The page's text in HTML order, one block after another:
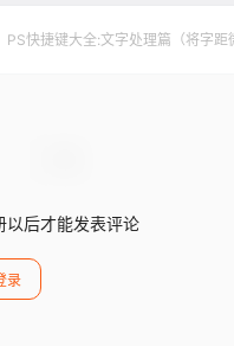
PS快捷键大全:文字处理篇（将字
以后才能发表评论
录